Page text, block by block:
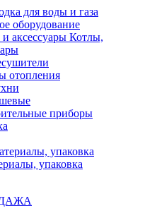
для воды и газа
оборудование
Котлы,
отопления
приборы
упаковка